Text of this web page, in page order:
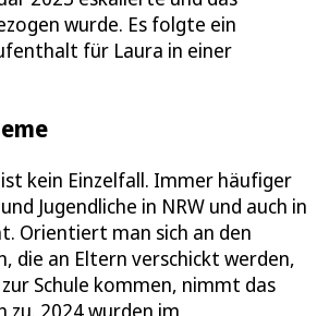
wurde. Es folgte ein
für Laura in einer
kein Einzelfall. Immer häufiger
Jugendliche in NRW und auch in
Orientiert man sich an den
die an Eltern verschickt werden,
Schule kommen, nimmt das
zu. 2024 wurden im